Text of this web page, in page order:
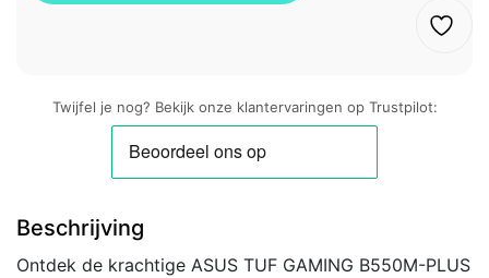
Twijfel je nog? Bekijk onze klantervaringen op Trustpilot:
Beschrijving
Ontdek de krachtige ASUS TUF GAMING B550M-PLUS